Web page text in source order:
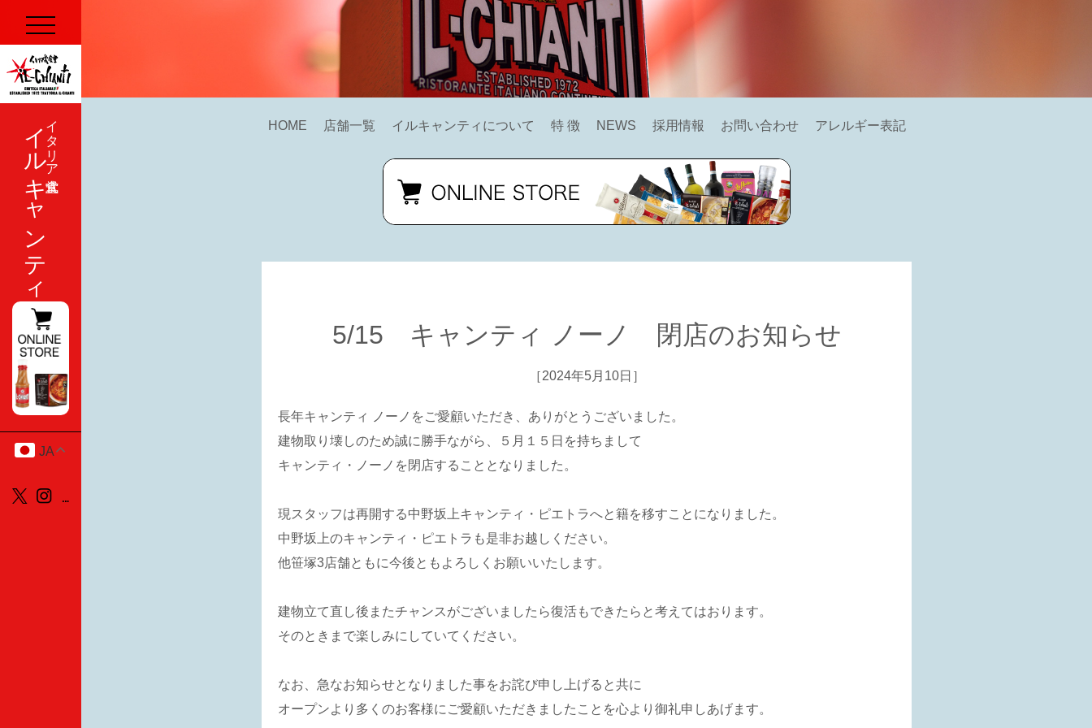
イタリア式食堂
イルキャンティ
JA
HOME 店舗一覧 イルキャンティについて 特 徴 NEWS 採用情報 お問い合わせ アレルギー表記
5/15 キャンティ ノーノ 閉店のお知らせ
［2024年5月10日］
長年キャンティ ノーノをご愛顧いただき、ありがとうございました。
建物取り壊しのため誠に勝手ながら、５月１５日を持ちまして
キャンティ・ノーノを閉店することとなりました。
現スタッフは再開する中野坂上キャンティ・ピエトラへと籍を移すことになりました。
中野坂上のキャンティ・ピエトラも是非お越しください。
他笹塚3店舗ともに今後ともよろしくお願いいたします。
建物立て直し後またチャンスがございましたら復活もできたらと考えてはおります。
そのときまで楽しみにしていてください。
なお、急なお知らせとなりました事をお詫び申し上げると共に
オープンより多くのお客様にご愛顧いただきましたことを心より御礼申しあげます。